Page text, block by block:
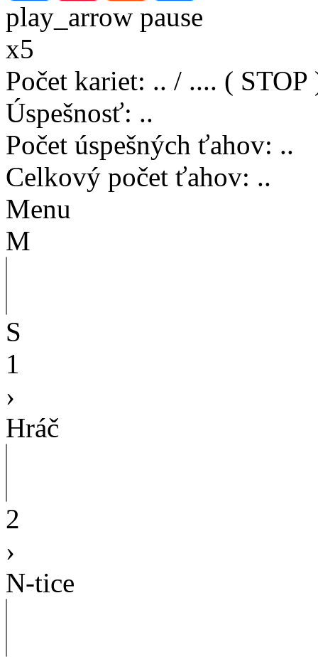
play_arrow pause
x5
Počet kariet: .. / .... ( STOP
Úspešnosť: ..
Počet úspešných ťahov: ..
Celkový počet ťahov: ..
Menu
M
S
1
›
Hráč
2
›
N-tice